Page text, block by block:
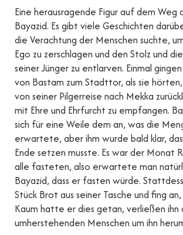
Eine herausragende Figur auf dem Weg
Bayazid. Es gibt viele Geschichten
die Verachtung der Menschen suchte,
Ego zu zerschlagen und den Stolz und
seiner Jünger zu entlarven. Einmal
von Bastam zum Stadttor, als sie
von seiner Pilgerreise nach Mekka
mit Ehre und Ehrfurcht zu empfangen.
sich für eine Weile dem an, was die
erwartete, aber ihm wurde bald klar,
Ende setzen musste. Es war der Monat
alle fasteten, also erwartete man
Bayazid, dass er fasten würde.
Stück Brot aus seiner Tasche und fing an,
Kaum hatte er dies getan, verließen ihn
umherstehenden Menschen um ihn